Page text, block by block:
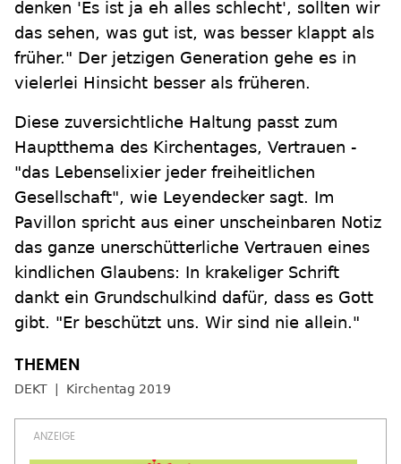
denken 'Es ist ja eh alles schlecht', sollten wir
das sehen, was gut ist, was besser klappt als
früher." Der jetzigen Generation gehe es in
vielerlei Hinsicht besser als früheren.
Diese zuversichtliche Haltung passt zum
Hauptthema des Kirchentages, Vertrauen -
"das Lebenselixier jeder freiheitlichen
Gesellschaft", wie Leyendecker sagt. Im
Pavillon spricht aus einer unscheinbaren Notiz
das ganze unerschütterliche Vertrauen eines
kindlichen Glaubens: In krakeliger Schrift
dankt ein Grundschulkind dafür, dass es Gott
gibt. "Er beschützt uns. Wir sind nie allein."
DEKT Kirchentag 2019